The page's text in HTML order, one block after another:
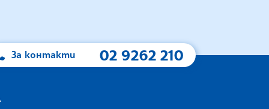
За контакти 02 9262 210